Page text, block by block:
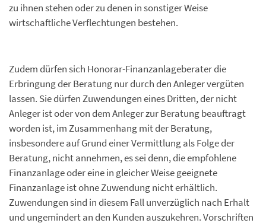
zu ihnen stehen oder zu denen in sonstiger Weise
wirtschaftliche Verflechtungen bestehen.
Zudem dürfen sich Honorar-Finanzanlageberater die
Erbringung der Beratung nur durch den Anleger vergüten
lassen. Sie dürfen Zuwendungen eines Dritten, der nicht
Anleger ist oder von dem Anleger zur Beratung beauftragt
worden ist, im Zusammenhang mit der Beratung,
insbesondere auf Grund einer Vermittlung als Folge der
Beratung, nicht annehmen, es sei denn, die empfohlene
Finanzanlage oder eine in gleicher Weise geeignete
Finanzanlage ist ohne Zuwendung nicht erhältlich.
Zuwendungen sind in diesem Fall unverzüglich nach Erhalt
und ungemindert an den Kunden auszukehren. Vorschriften